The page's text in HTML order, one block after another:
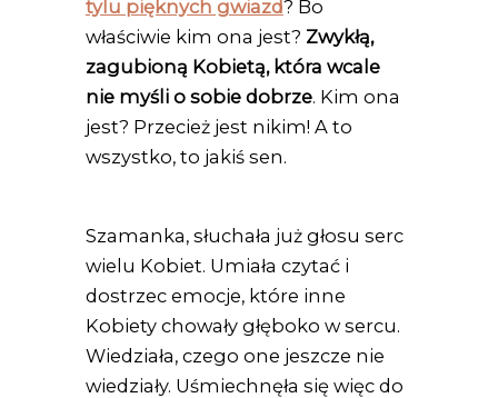
tylu pięknych gwiazd? Bo
właściwie kim ona jest? Zwykłą,
zagubioną Kobietą, która wcale
nie myśli o sobie dobrze. Kim ona
jest? Przecież jest nikim! A to
wszystko, to jakiś sen.
Szamanka, słuchała już głosu serc
wielu Kobiet. Umiała czytać i
dostrzec emocje, które inne
Kobiety chowały głęboko w sercu.
Wiedziała, czego one jeszcze nie
wiedziały. Uśmiechnęła się więc do